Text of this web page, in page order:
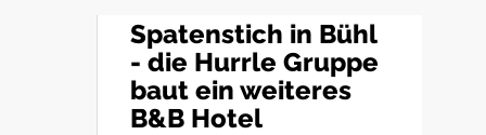
Spatenstich in Bühl
- die Hurrle Gruppe
baut ein weiteres
B&B Hotel